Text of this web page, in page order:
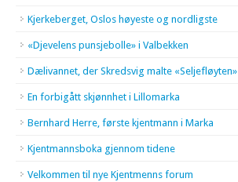
Kjerkeberget, Oslos høyeste og nordligste
«Djevelens punsjebolle» i Valbekken
Dælivannet, der Skredsvig malte «Seljefløyten»
En forbigått skjønnhet i Lillomarka
Bernhard Herre, første kjentmann i Marka
Kjentmannsboka gjennom tidene
Velkommen til nye Kjentmenns forum